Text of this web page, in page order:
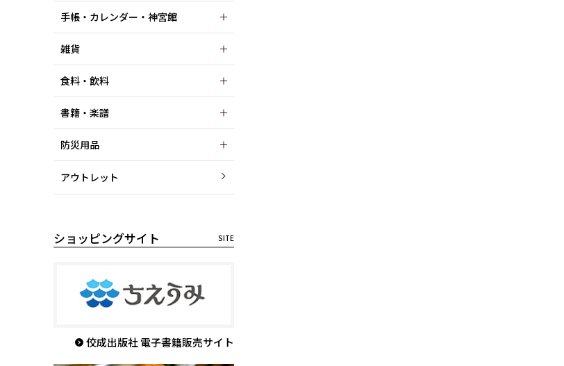
手帳・カレンダー・神宮館
雑貨
食料・飲料
書籍・楽譜
防災用品
アウトレット
ショッピングサイト
佼成出版社 電子書籍販売サイト